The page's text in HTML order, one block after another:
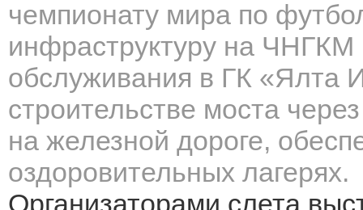
чемпионату мира по
инфраструктуру на
обслуживания в ГК «Ялта
строительстве моста
на железной дороге,
оздоровительных лагерях.
Организаторами слета